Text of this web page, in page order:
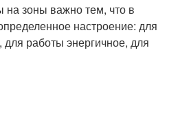
на зоны важно тем, что в
настроение: для
работы энергичное, для